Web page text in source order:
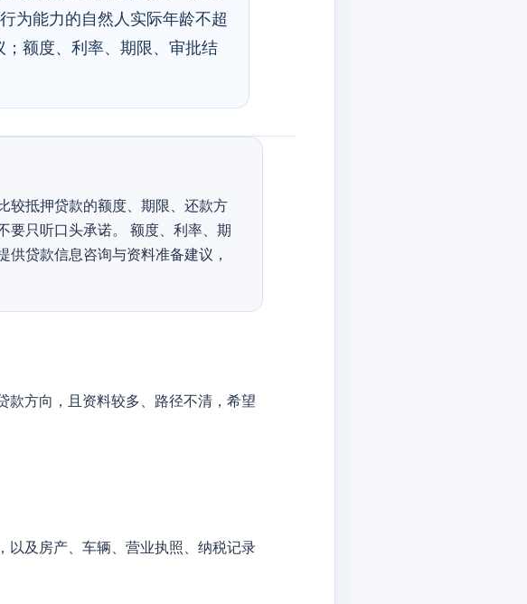
为能力的自然人实际年龄不超
额度、利率、期限、审批结
较抵押贷款的额度、期限、还款方
要只听口头承诺。 额度、利率、期
供贷款信息咨询与资料准备建议，
款方向，且资料较多、路径不清，希望
以及房产、车辆、营业执照、纳税记录